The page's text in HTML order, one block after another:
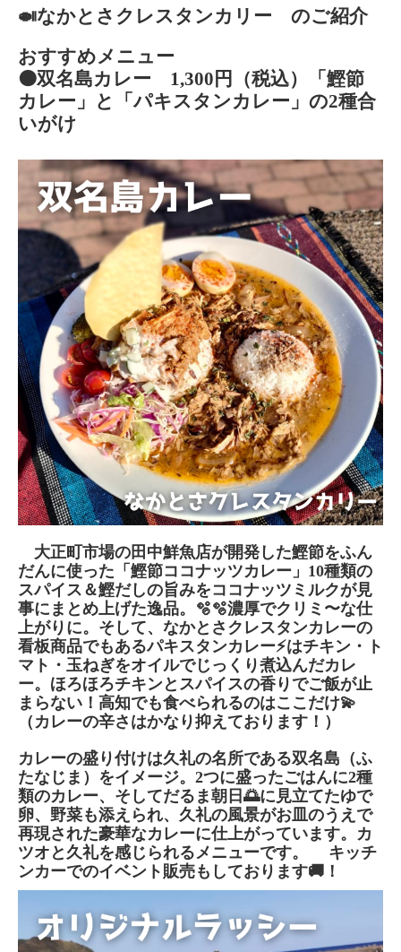
🍛なかとさクレスタンカリー のご紹介
おすすめメニュー
🟠双名島カレー 1,300円（税込）「鰹節
カレー」と「パキスタンカレー」の2種合
いがけ
大正町市場の田中鮮魚店が開発した鰹節をふん
だんに使った「鰹節ココナッツカレー」10種類の
スパイス＆鰹だしの旨みをココナッツミルクが見
事にまとめ上げた逸品。🫧🫧濃厚でクリミ〜な仕
上がりに。そして、なかとさクレスタンカレーの
看板商品でもあるパキスタンカレー⚡️はチキン・ト
マト・玉ねぎをオイルでじっくり煮込んだカレ
ー。ほろほろチキンとスパイスの香りでご飯が止
まらない！高知でも食べられるのはここだけ💫
（カレーの辛さはかなり抑えております！）
カレーの盛り付けは久礼の名所である双名島（ふ
たなじま）をイメージ。2つに盛ったごはんに2種
類のカレー、そしてだるま朝日🌅に見立てたゆで
卵、野菜も添えられ、久礼の風景がお皿のうえで
再現された豪華なカレーに仕上がっています。カ
ツオと久礼を感じられるメニューです。 キッチ
ンカーでのイベント販売もしております🚚！